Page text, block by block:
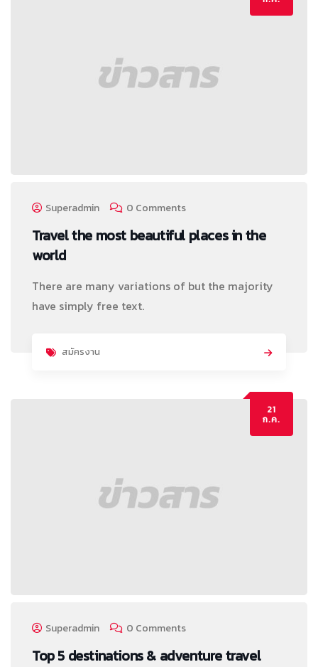
Superadmin 0 Comments
Travel the most beautiful places in the
world
There are many variations of but the majority
have simply free text.
สมัครงาน
21
ก.ค.
Superadmin 0 Comments
Top 5 destinations & adventure travel